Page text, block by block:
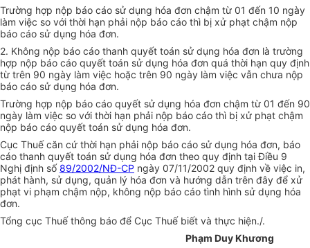
Trường hợp nộp báo cáo sử dụng hóa đơn chậm từ 01 đến 10 ngày
làm việc so với thời hạn phải nộp báo cáo thì bị xử phạt chậm nộp
báo cáo sử dụng hóa đơn.
2. Không nộp báo cáo thanh quyết toán sử dụng hóa đơn là trường
hợp nộp báo cáo quyết toán sử dụng hóa đơn quá thời hạn quy định
từ trên 90 ngày làm việc hoặc trên 90 ngày làm việc vẫn chưa nộp
báo cáo sử dụng hóa đơn.
Trường hợp nộp báo cáo quyết sử dụng hóa đơn chậm từ 01 đến 90
ngày làm việc so với thời hạn phải nộp báo cáo thì bị xử phạt chậm
nộp báo cáo quyết toán sử dụng hóa đơn.
Cục Thuế căn cứ thời hạn phải nộp báo cáo sử dụng hóa đơn, báo
cáo thanh quyết toán sử dụng hóa đơn theo quy định tại Điều 9
Nghị định số89/2002/NĐ-CP ngày 07/11/2002 quy định về việc in,
phát hành, sử dụng, quản lý hóa đơn và hướng dẫn trên đây để xử
phạt vi phạm chậm nộp, không nộp báo cáo tình hình sử dụng hóa
đơn.
Tổng cục Thuế thông báo để Cục Thuế biết và thực hiện./.
Phạm Duy Khương